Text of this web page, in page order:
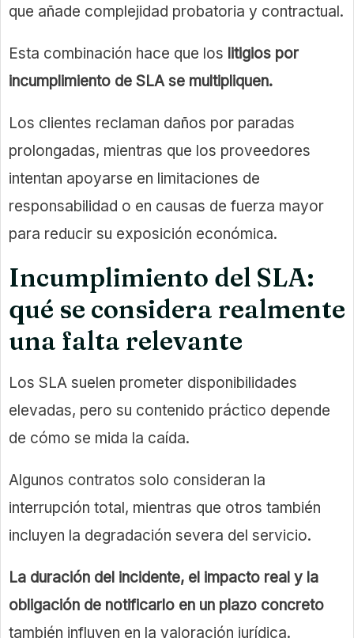
que añade complejidad probatoria y contractual.
Esta combinación hace que los litigios por
incumplimiento de SLA se multipliquen.
Los clientes reclaman daños por paradas
prolongadas, mientras que los proveedores
intentan apoyarse en limitaciones de
responsabilidad o en causas de fuerza mayor
para reducir su exposición económica.
Incumplimiento del SLA:
qué se considera realmente
una falta relevante
Los SLA suelen prometer disponibilidades
elevadas, pero su contenido práctico depende
de cómo se mida la caída.
Algunos contratos solo consideran la
interrupción total, mientras que otros también
incluyen la degradación severa del servicio.
La duración del incidente, el impacto real y la
obligación de notificarlo en un plazo concreto
también influyen en la valoración jurídica.